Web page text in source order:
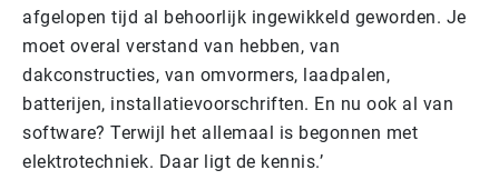
afgelopen tijd al behoorlijk ingewikkeld geworden. Je
moet overal verstand van hebben, van
dakconstructies, van omvormers, laadpalen,
batterijen, installatievoorschriften. En nu ook al van
software? Terwijl het allemaal is begonnen met
elektrotechniek. Daar ligt de kennis.’